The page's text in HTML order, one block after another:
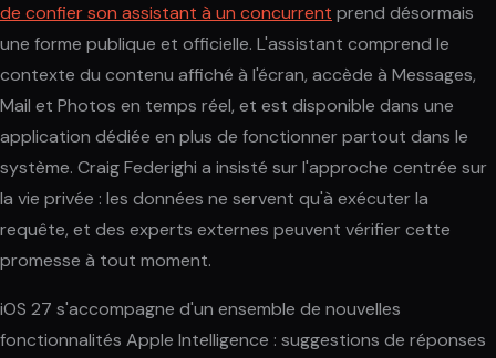
de confier son assistant à un concurrent prend désormais
une forme publique et officielle. L'assistant comprend le
contexte du contenu affiché à l'écran, accède à Messages,
Mail et Photos en temps réel, et est disponible dans une
application dédiée en plus de fonctionner partout dans le
système. Craig Federighi a insisté sur l'approche centrée sur
la vie privée : les données ne servent qu'à exécuter la
requête, et des experts externes peuvent vérifier cette
promesse à tout moment.
iOS 27 s'accompagne d'un ensemble de nouvelles
fonctionnalités Apple Intelligence : suggestions de réponses